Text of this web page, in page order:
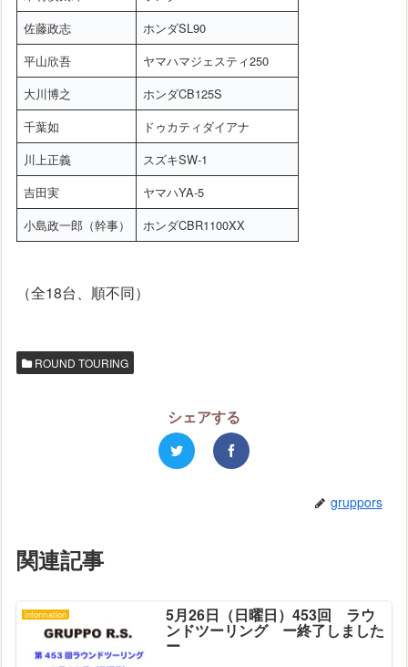
佐藤政志
ホンダSL90
平山欣吾
ヤマハマジェスティ250
大川博之
ホンダCB125S
千葉如
ドゥカティダイアナ
川上正義
スズキSW-1
吉田実
ヤマハYA-5
小島政一郎（幹事）
ホンダCBR1100XX
（全18台、順不同）
ROUND TOURING
シェアする
gruppors
関連記事
information 5月26日（日曜日）453回 ラウ
ンドツーリング ー終了しました
ー